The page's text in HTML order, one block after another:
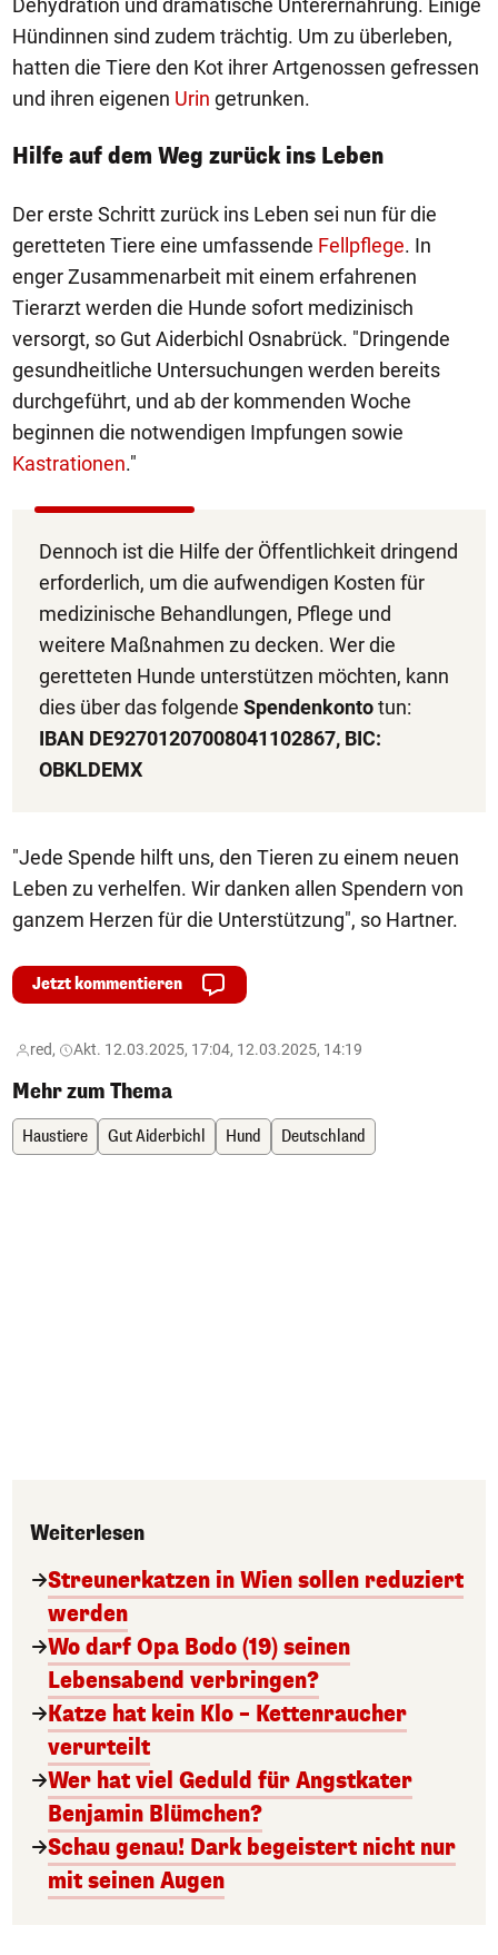
Hündinnen sind zudem trächtig. Um zu überleben,
hatten die Tiere den Kot ihrer Artgenossen gefressen
und ihren eigenen Urin getrunken.
Hilfe auf dem Weg zurück ins Leben
Der erste Schritt zurück ins Leben sei nun für die
geretteten Tiere eine umfassende Fellpflege. In
enger Zusammenarbeit mit einem erfahrenen
Tierarzt werden die Hunde sofort medizinisch
versorgt, so Gut Aiderbichl Osnabrück. "Dringende
gesundheitliche Untersuchungen werden bereits
durchgeführt, und ab der kommenden Woche
beginnen die notwendigen Impfungen sowie
Kastrationen."
Dennoch ist die Hilfe der Öffentlichkeit dringend
erforderlich, um die aufwendigen Kosten für
medizinische Behandlungen, Pflege und
weitere Maßnahmen zu decken. Wer die
geretteten Hunde unterstützen möchten, kann
dies über das folgende Spendenkontotun:
IBAN DE92701207008041102867, BIC:
OBKLDEMX
"Jede Spende hilft uns, den Tieren zu einem neuen
Leben zu verhelfen. Wir danken allen Spendern von
ganzem Herzen für die Unterstützung", so Hartner.
Jetzt kommentieren
red, Akt. 12.03.2025, 17:04, 12.03.2025, 14:19
Mehr zum Thema
Haustiere Gut Aiderbichl Hund Deutschland
Weiterlesen
Streunerkatzen in Wien sollen reduziert
werden
Wo darf Opa Bodo (19) seinen
Lebensabend verbringen?
Katze hat kein Klo – Kettenraucher
verurteilt
Wer hat viel Geduld für Angstkater
Benjamin Blümchen?
Schau genau! Dark begeistert nicht nur
mit seinen Augen